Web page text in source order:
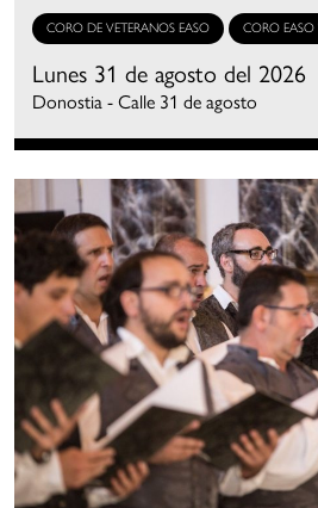
CORO DE VETERANOS EASO CORO EASO
Lunes 31 de agosto del 2026
Donostia - Calle 31 de agosto